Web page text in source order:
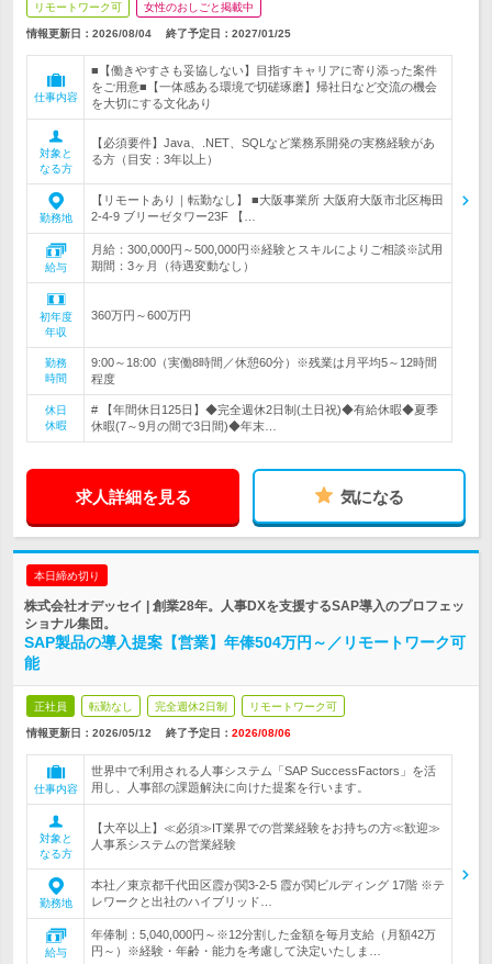
リモートワーク可 女性のおしごと掲載中
情報更新日：2026/08/04 終了予定日： 2027/01/25
仕事内容
■【働きやすさも妥協しない】目指すキャリアに寄り添った案件
をご用意■【一体感ある環境で切磋琢磨】帰社日など交流の機会
を大切にする文化あり
対象と
なる方
【必須要件】Java、.NET、SQLなど業務系開発の実務経験があ
る方（目安：3年以上）
勤務地
【リモートあり｜転勤なし】 ■大阪事業所 大阪府大阪市北区梅田
2-4-9 ブリーゼタワー23F 【…
給与
月給：300,000円～500,000円※経験とスキルによりご相談※試用
期間：3ヶ月（待遇変動なし）
初年度
年収
360万円～600万円
勤務
時間
9:00～18:00（実働8時間／休憩60分）※残業は月平均5～12時間
程度
休日
休暇
# 【年間休日125日】◆完全週休2日制(土日祝)◆有給休暇◆夏季
休暇(7～9月の間で3日間)◆年末…
求人詳細を見る 気になる
本日締め切り
株式会社オデッセイ | 創業28年。人事DXを支援するSAP導入のプロフェッ
ショナル集団。
SAP製品の導入提案【営業】年俸504万円～／リモートワーク可
能
正社員 転勤なし 完全週休2日制 リモートワーク可
情報更新日：2026/05/12 終了予定日： 2026/08/06
仕事内容
世界中で利用される人事システム「SAP SuccessFactors」を活
用し、人事部の課題解決に向けた提案を行います。
対象と
なる方
【大卒以上】≪必須≫IT業界での営業経験をお持ちの方≪歓迎≫
人事系システムの営業経験
勤務地
本社／東京都千代田区霞が関3-2-5 霞が関ビルディング 17階 ※テ
レワークと出社のハイブリッド…
給与
年俸制：5,040,000円～※12分割した金額を毎月支給（月額42万
円～）※経験・年齢・能力を考慮して決定いたしま…